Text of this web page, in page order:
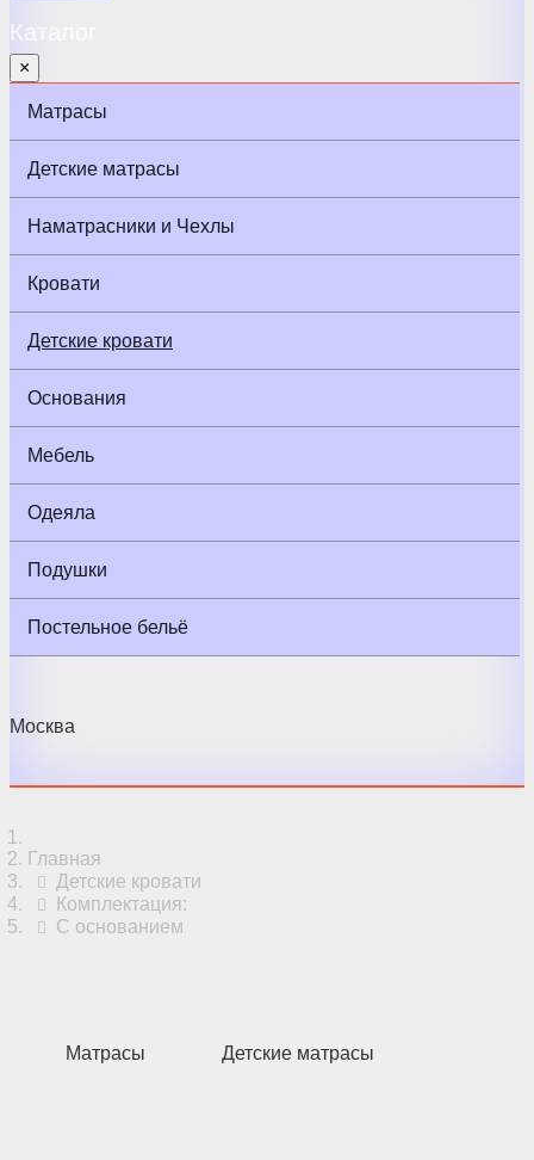
Каталог
×
Матрасы
Детские матрасы
Наматрасники и Чехлы
Кровати
Детские кровати
Основания
Мебель
Одеяла
Подушки
Постельное бельё
Москва
Главная
Детские кровати
Комплектация:
С основанием
Матрасы Детские матрасы